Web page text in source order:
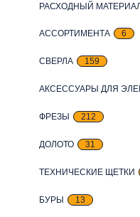
РАСХОДНЫЙ
АССОРТИМЕНТА 6
СВЕРЛА 159
АКСЕССУАРЫ ДЛЯ
ФРЕЗЫ 212
ДОЛОТО 31
ТЕХНИЧЕСКИЕ ЩЕТКИ
БУРЫ 13